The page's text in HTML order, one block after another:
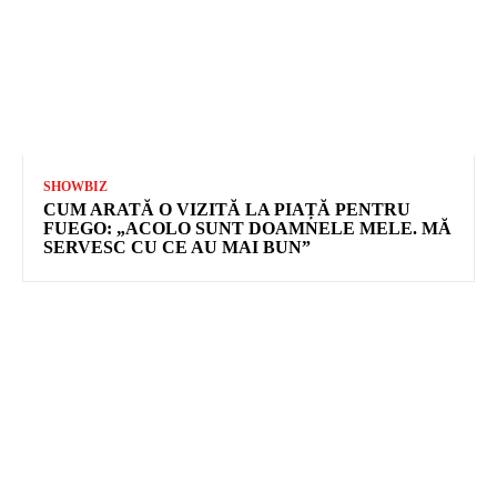
SHOWBIZ
CUM ARATĂ O VIZITĂ LA PIAȚĂ PENTRU
FUEGO: „ACOLO SUNT DOAMNELE MELE. MĂ
SERVESC CU CE AU MAI BUN”